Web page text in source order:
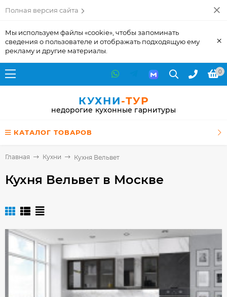
Полная версия сайта
Мы используем файлы «cookie», чтобы запоминать
сведения о пользователе и отображать подходящую ему
рекламу и другие материалы.
×
0
КУХНИ-ТУР
недорогие кухонные гарнитуры
КАТАЛОГ ТОВАРОВ
Главная Кухни Кухня Вельвет
Кухня Вельвет в Москве